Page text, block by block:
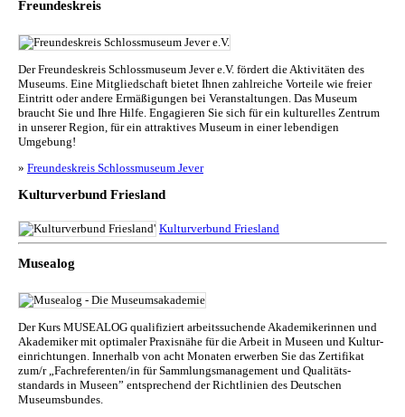
Freundeskreis
Der Freundeskreis Schlossmuseum Jever e.V. fördert die Aktivitäten des
Museums. Eine Mitgliedschaft bietet Ihnen zahlreiche Vorteile wie freier
Eintritt oder andere Ermäßigungen bei Veranstaltungen. Das Museum
braucht Sie und Ihre Hilfe. Engagieren Sie sich für ein kulturelles Zentrum
in unserer Region, für ein attraktives Museum in einer lebendigen
Umgebung!
» Freundeskreis Schlossmuseum Jever
Kulturverbund Friesland
Kulturverbund Friesland
Musealog
Der Kurs MUSEALOG qualifiziert arbeitssuchende Akademikerinnen und
Akademiker mit optimaler Praxisnähe für die Arbeit in Museen und Kul­tur­
ein­rich­tun­gen. Innerhalb von acht Monaten erwerben Sie das Zertifikat
zum/r „Fachreferenten/in für Sammlungs­management und Qualitäts­
standards in Museen” entsprechend der Richtlinien des Deutschen
Museumsbundes.